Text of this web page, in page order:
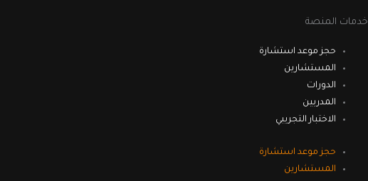
خدمات المنصة
حجز موعد استشارة
المستشارين
الدورات
المدربين
الاختبار التجريبي
حجز موعد استشارة
المستشارين